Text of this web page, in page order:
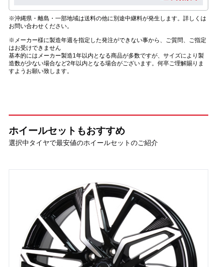
※沖縄県・離島・一部地域は送料の他に別途中継料が発生します。詳しくは
お問い合わせください。
※メーカー様に製造年週を指定した発注ができない事から、ご質問、ご指定
はお受けできません
基本的にはメーカー製造1年以内となる商品が多数ですが、サイズにより製
造数が少ない場合など2年以内となる場合がございます。何卒ご理解賜りま
すようお願い致します。
ホイールセットもおすすめ
選択中タイヤで最安値のホイールセットのご紹介